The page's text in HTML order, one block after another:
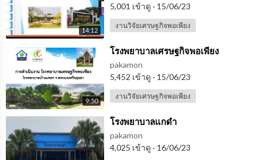
14:12
5,001 เข้าดู · 15/06/23
งานวิจัยเศรษฐกิจพอเพียง
9:50
⁣โรงพยาบาลเศรษฐกิจพอเพียง
pakamon
5,452 เข้าดู · 15/06/23
งานวิจัยเศรษฐกิจพอเพียง
⁣โรงพยาบาลแกดำ
pakamon
4,025 เข้าดู · 16/06/23